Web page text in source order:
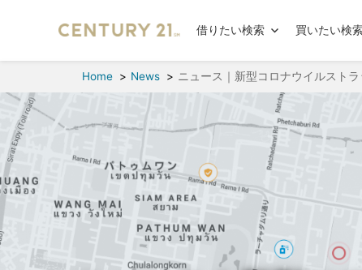
借りたい検索 買いたい検
Home News ニュース｜新型コロナウイルスト